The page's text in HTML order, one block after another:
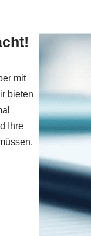
mit
bieten
Ihre